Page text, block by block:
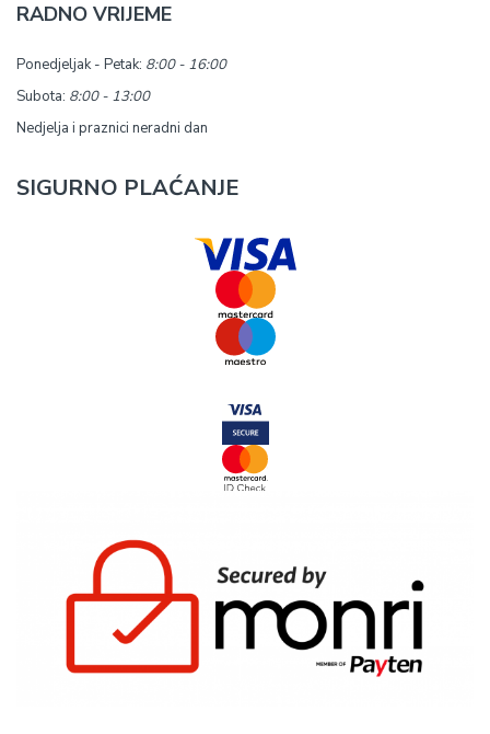
RADNO VRIJEME
Ponedjeljak - Petak: 8:00 - 16:00
Subota: 8:00 - 13:00
Nedjelja i praznici neradni dan
SIGURNO PLAĆANJE